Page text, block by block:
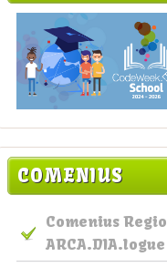
COMENIUS
Comenius Regio
ARCA.DIA.logue